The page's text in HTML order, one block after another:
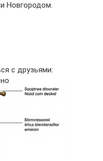
Новгородом.
с друзьями: